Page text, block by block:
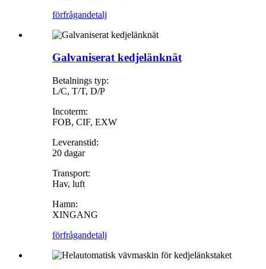
förfrågandetalj
Galvaniserat kedjelänknät
Betalnings typ:
L/C, T/T, D/P
Incoterm:
FOB, CIF, EXW
Leveranstid:
20 dagar
Transport:
Hav, luft
Hamn:
XINGANG
förfrågandetalj